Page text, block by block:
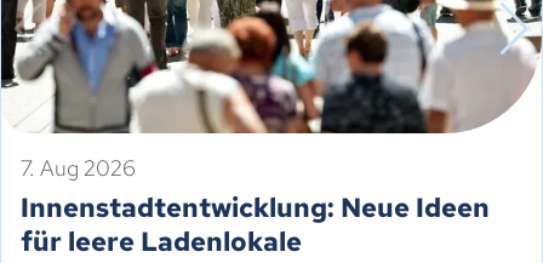
7. Aug 2026
Innenstadtentwicklung: Neue Ideen
für leere Ladenlokale